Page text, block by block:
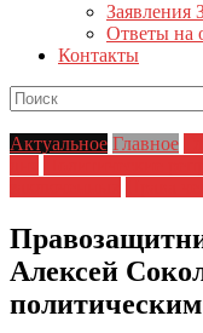
Заявления
Ответы на
Контакты
Актуальное Главное
Алексей